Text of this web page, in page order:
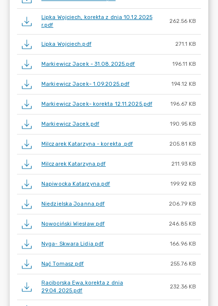
Lipka Wojciech, korekta z dnia 10.12.2025
r.pdf
262.56 KB
Lipka Wojciech.pdf 271.1 KB
Markiewicz Jacek - 31.08.2025.pdf 196.11 KB
Markiewicz Jacek- 1.09.2025.pdf 194.12 KB
Markiewicz Jacek- korekta 12.11.2025.pdf 196.67 KB
Markiewicz Jacek.pdf 190.95 KB
Milczarek Katarzyna - korekta .pdf 205.81 KB
Milczarek Katarzyna.pdf 211.93 KB
Napiwocka Katarzyna.pdf 199.92 KB
Niedzielska Joanna.pdf 206.79 KB
Nowociński Wiesław.pdf 246.85 KB
Nyga- Skwara Lidia.pdf 166.96 KB
Nąć Tomasz.pdf 255.76 KB
Raciborska Ewa,korekta z dnia
29.04.2025.pdf
232.36 KB